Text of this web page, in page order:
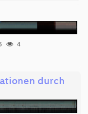
4
durch